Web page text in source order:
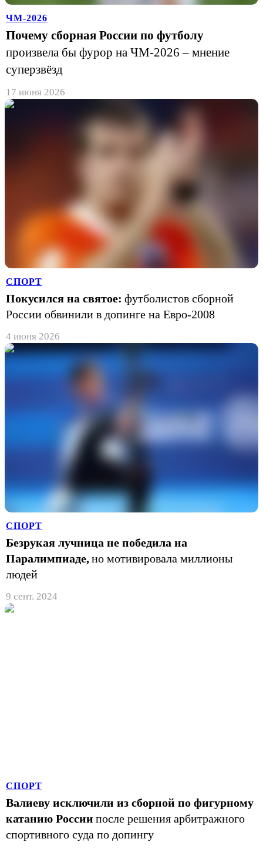
ЧМ-2026
Почему сборная России по футболу
произвела бы фурор на ЧМ-2026 – мнение
суперзвёзд
17 июня 2026
СПОРТ
Покусился на святое: футболистов сборной
России обвинили в допинге на Евро-2008
4 июня 2026
СПОРТ
Безрукая лучница не победила на
Паралимпиаде,но мотивировала миллионы
людей
9 сент. 2024
СПОРТ
Валиеву исключили из сборной по фигурному
катанию России после решения арбитражного
спортивного суда по допингу